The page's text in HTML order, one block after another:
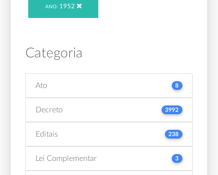
ANO: 1952
Categoria
Ato 8
Decreto 3992
Editais 238
Lei Complementar 3